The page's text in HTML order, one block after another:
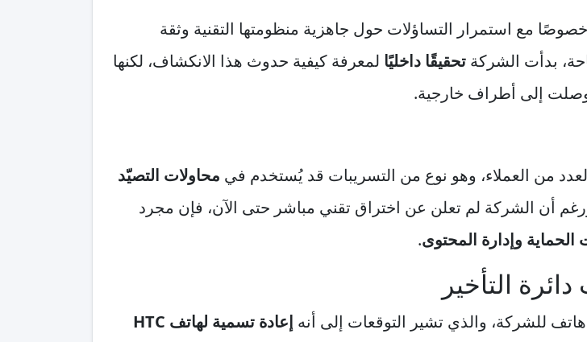
مع استمرار التساؤلات حول جاهزية منظومتها التقنية وثقة
بدأت الشركة تحقيقًا داخليًا لمعرفة كيفية حدوث هذا الانكشاف، لكنها
وصلت إلى أطراف خارجية.
من العملاء، وهو نوع من التسريبات قد يُستخدم في محاولات التصيّد
أن الشركة لم تعلن عن اختراق تقني مباشر حتى الآن، فإن مجرد
الحماية وإدارة المحتوى.
التأخير
للشركة، والذي تشير التوقعات إلى أنه
إعادة تسمية لهاتف HTC